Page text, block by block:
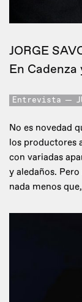
JORGE
En Cadenza
Entrevista
No es novedad
los productores
con variadas
y aledaños.
nada menos